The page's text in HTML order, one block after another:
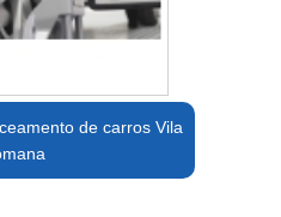
de carros Vila